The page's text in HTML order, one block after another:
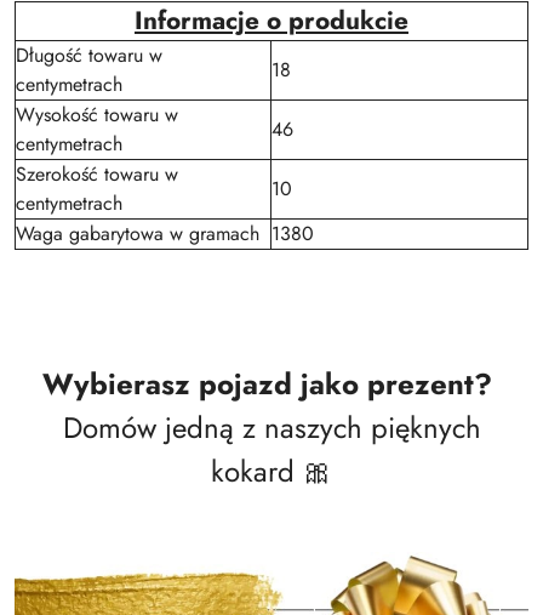
Informacje o produkcie
Długość towaru w
centymetrach
18
Wysokość towaru w
centymetrach
46
Szerokość towaru w
centymetrach
10
Waga gabarytowa w gramach 1380
Wybierasz pojazd jako prezent?
Domów jedną z naszych pięknych
kokard 🎀